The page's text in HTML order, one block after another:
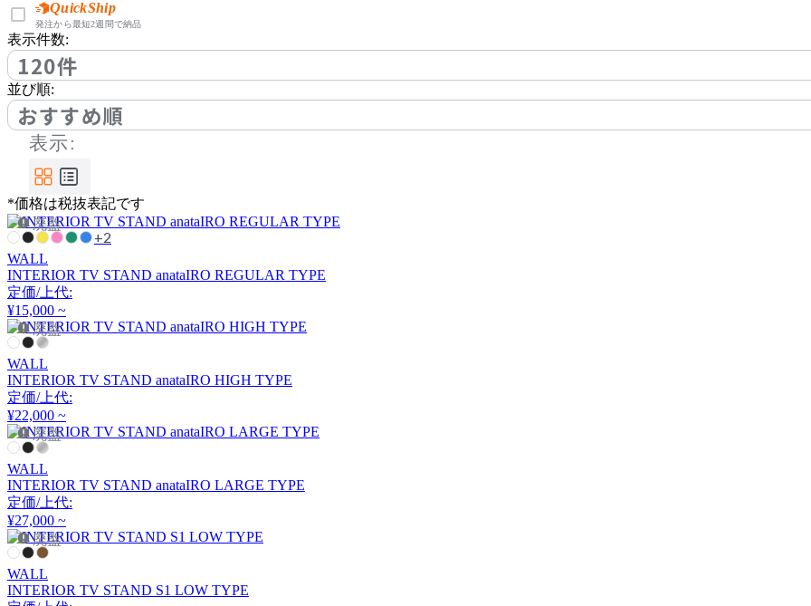
FIS
エフアイエス
FRONT PAGE NEWS
フロント・ページ・ニュ
ース
HIDA
ヒダ
HIKARI
HOMEDAY
IDÉE
QuickShip
発注から最短2週間で納品
表示件数:
120件
並び順:
おすすめ順
表示:
*価格は税抜表記です
廃盤
+2
WALL
INTERIOR TV STAND anataIRO REGULAR TYPE
定価/上代:
¥15,000 ~
廃盤
WALL
INTERIOR TV STAND anataIRO HIGH TYPE
定価/上代:
¥22,000 ~
廃盤
WALL
INTERIOR TV STAND anataIRO LARGE TYPE
定価/上代:
¥27,000 ~
廃盤
WALL
INTERIOR TV STAND S1 LOW TYPE